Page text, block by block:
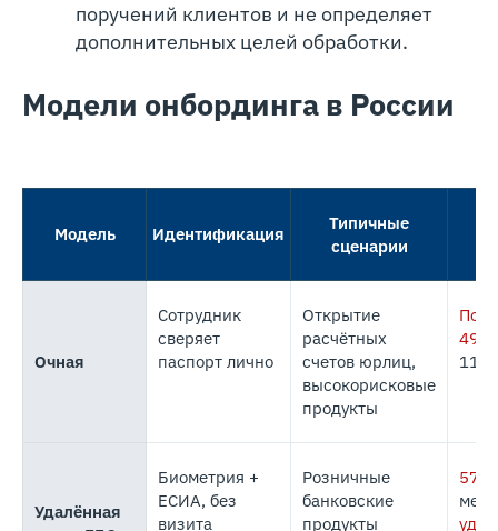
поручений клиентов и не определяет
дополнительных целей обработки.
Модели онбординга в России
Модель Идентификация
Типичные
сценарии
Очная
Сотрудник
сверяет
паспорт лично
Открытие
расчётных
счетов юрлиц,
высокорисковые
продукты
Удалённая
Биометрия +
ЕСИА, без
визита
Розничные
банковские
продукты